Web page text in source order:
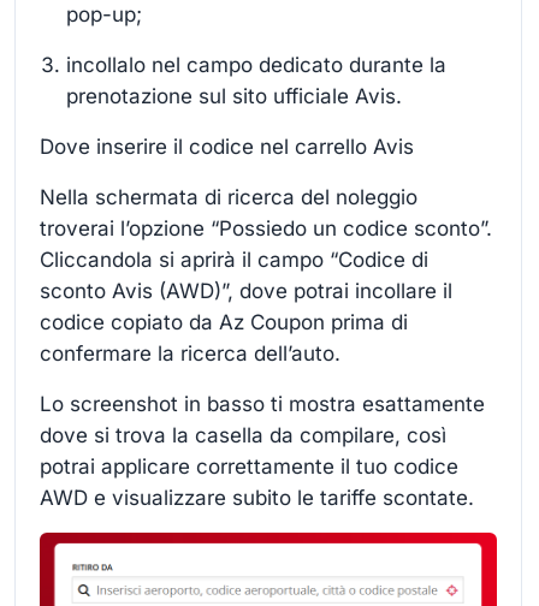
pop-up;
incollalo nel campo dedicato durante la
prenotazione sul sito ufficiale Avis.
Dove inserire il codice nel carrello Avis
Nella schermata di ricerca del noleggio
troverai l’opzione “Possiedo un codice sconto”.
Cliccandola si aprirà il campo “Codice di
sconto Avis (AWD)”, dove potrai incollare il
codice copiato da Az Coupon prima di
confermare la ricerca dell’auto.
Lo screenshot in basso ti mostra esattamente
dove si trova la casella da compilare, così
potrai applicare correttamente il tuo codice
AWD e visualizzare subito le tariffe scontate.